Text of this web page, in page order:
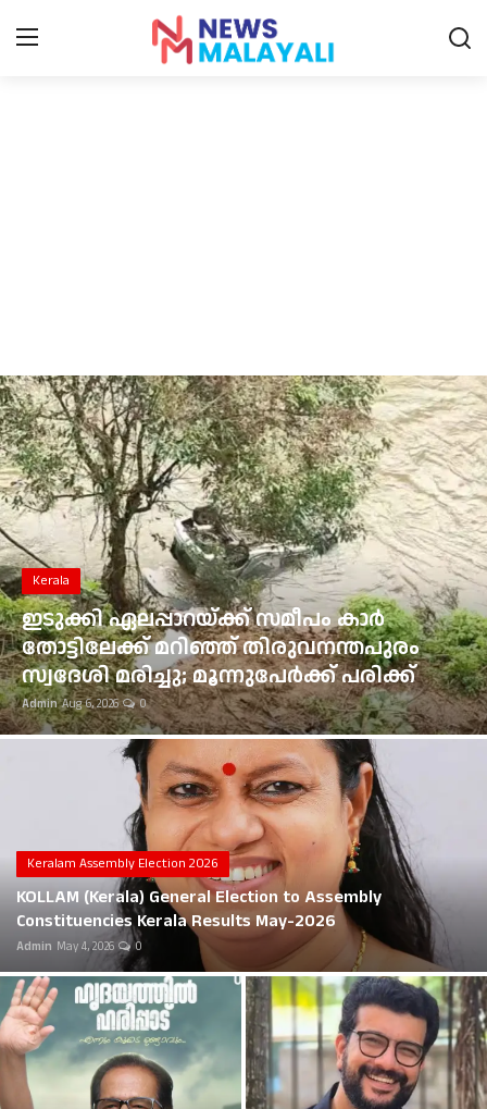
Entertainment
Sports
Food
Gulf News
Loksabha Election 2024
Technology
Health
Jobs Mall
Career
Education
Business
Local News
Earn Money
Tutorials
Kerala
ഇടുക്കി ഏലപ്പാറയ്ക്ക് സമീപം കാർ
തോട്ടിലേക്ക് മറിഞ്ഞ് തിരുവനന്തപുരം
സ്വദേശി മരിച്ചു; മൂന്നുപേർക്ക് പരിക്ക്
Admin Aug 6, 2026 0
Keralam Assembly Election 2026
KOLLAM (Kerala) General Election to Assembly
Constituencies Kerala Results May-2026
Admin May 4, 2026 0